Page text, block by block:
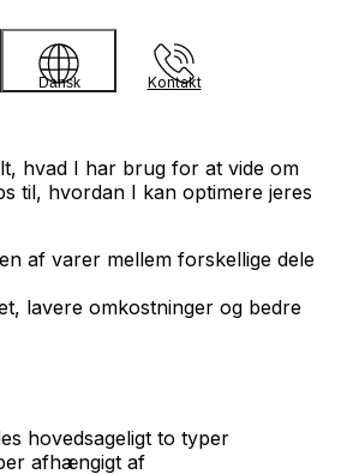
Dansk Kontakt
hvad I har brug for at vide om
til, hvordan I kan optimere jeres
af varer mellem forskellige dele
lavere omkostninger og bedre
hovedsageligt to typer
afhængigt af